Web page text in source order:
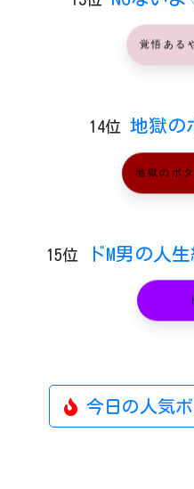
覚悟ある
14位 地獄の
地獄のボ
15位 ドM男の人
今日の人気ボ